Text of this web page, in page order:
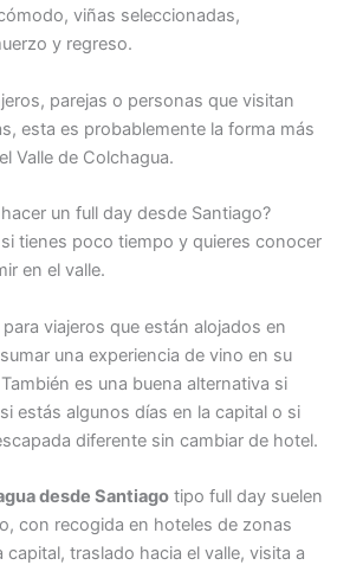
viñas seleccionadas,
y regreso.
parejas o personas que visitan
esta es probablemente la forma más
Valle de Colchagua.
un full day desde Santiago?
tienes poco tiempo y quieres conocer
en el valle.
viajeros que están alojados en
una experiencia de vino en su
es una buena alternativa si
estás algunos días en la capital o si
diferente sin cambiar de hotel.
desde Santiago tipo full day suelen
con recogida en hoteles de zonas
capital, traslado hacia el valle, visita a